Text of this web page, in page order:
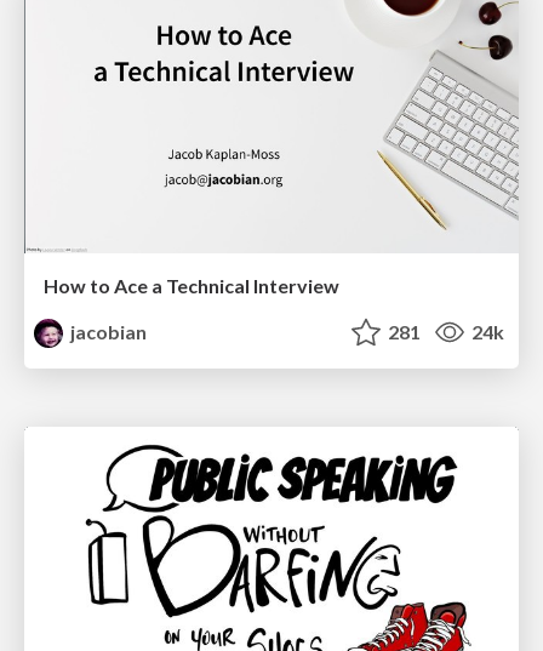
How to Ace a Technical Interview
jacobian
281 24k